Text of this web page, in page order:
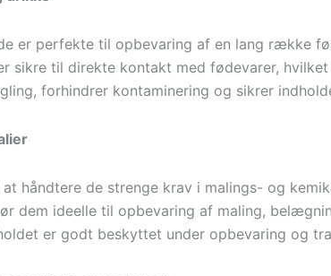
er perfekte til opbevaring af en lang række
sikre til direkte kontakt med fødevarer,
forhindrer kontaminering og sikrer
håndtere de strenge krav i malings- og
dem ideelle til opbevaring af maling,
er godt beskyttet under opbevaring og